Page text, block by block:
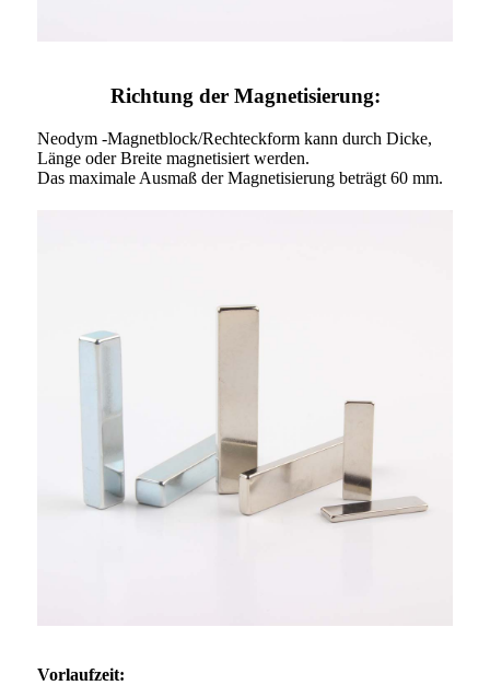
Richtung der Magnetisierung:
Neodym -Magnetblock/Rechteckform kann durch Dicke,
Länge oder Breite magnetisiert werden.
Das maximale Ausmaß der Magnetisierung beträgt 60 mm.
Vorlaufzeit: